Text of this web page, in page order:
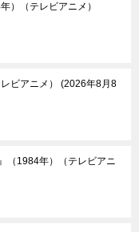
）（テレビアニメ）
ビアニメ）
2026年8月8
（1984年）（テレビアニ